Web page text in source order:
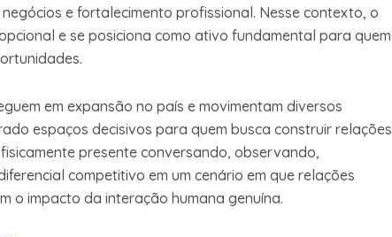
e fortalecimento profissional. Nesse contexto, o
e se posiciona como ativo fundamental para quem
em expansão no país e movimentam diversos
espaços decisivos para quem busca construir relações
presente conversando, observando,
competitivo em um cenário em que relações
o impacto da interação humana genuína.